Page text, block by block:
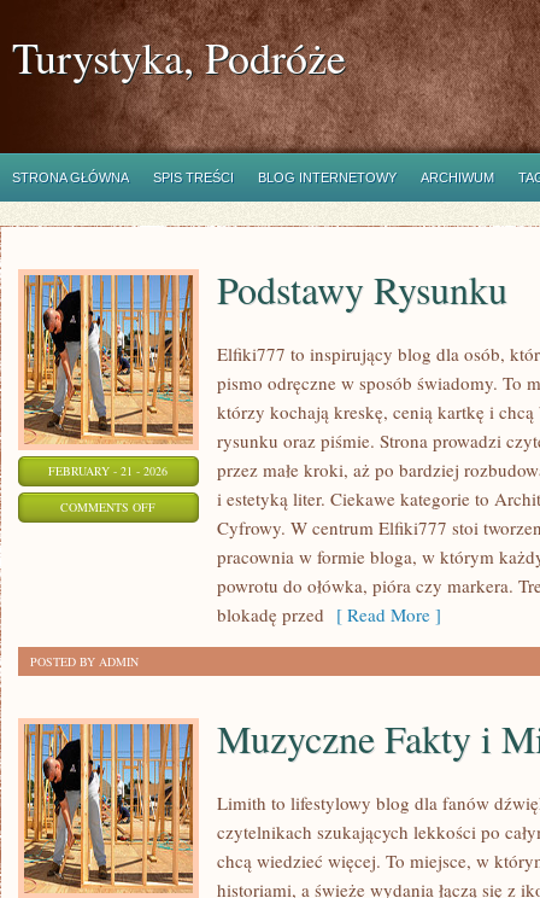
Turystyka, Podróże
STRONA GŁÓWNA SPIS TREŚCI BLOG INTERNETOWY ARCHIWUM
FEBRUARY - 21 - 2026
COMMENTS OFFON
PODSTAWY
Podstawy Rysunku
Elfiki777 to inspirujący blog dla osób,
pismo odręczne w sposób świadomy. To
którzy kochają kreskę, cenią kartkę i chcą
rysunku oraz piśmie. Strona prowadzi
przez małe kroki, aż po bardziej
i estetyką liter. Ciekawe kategorie to
Cyfrowy. W centrum Elfiki777 stoi
pracownia w formie bloga, w którym
powrotu do ołówka, pióra czy markera.
blokadę przed [ Read More ]
POSTED BY ADMIN
Muzyczne Fakty i
Limith to lifestylowy blog dla fanów
czytelnikach szukających lekkości po
chcą wiedzieć więcej. To miejsce, w
historiami, a świeże wydania łączą się z